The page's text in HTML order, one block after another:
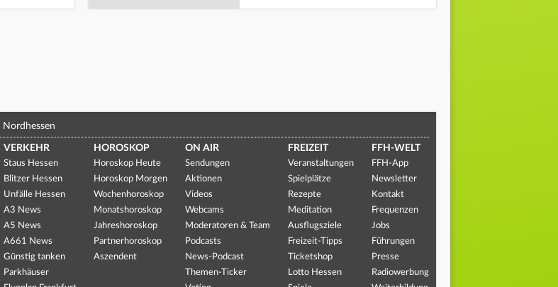
Nordhessen
VERKEHR
Staus Hessen
Blitzer Hessen
Unfälle Hessen
A3 News
A5 News
A661 News
Günstig tanken
Parkhäuser
HOROSKOP
Horoskop Heute
Horoskop Morgen
Wochenhoroskop
Monatshoroskop
Jahreshoroskop
Partnerhoroskop
Aszendent
ON AIR
Sendungen
Aktionen
Videos
Webcams
Moderatoren & Team
Podcasts
News-Podcast
Themen-Ticker
FREIZEIT
Veranstaltungen
Spielplätze
Rezepte
Meditation
Ausflugsziele
Freizeit-Tipps
Ticketshop
Lotto Hessen
FFH-WELT
FFH-App
Newsletter
Kontakt
Frequenzen
Jobs
Führungen
Presse
Radiowerbung